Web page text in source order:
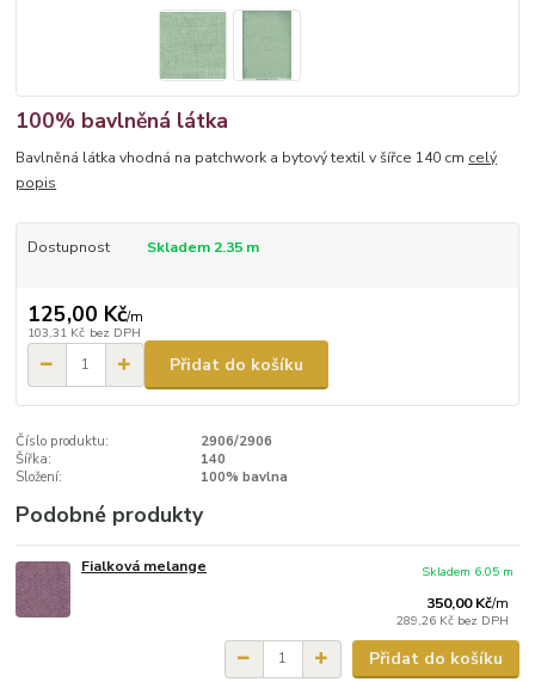
100% bavlněná látka
Bavlněná látka vhodná na patchwork a bytový textil v šířce 140 cm celý
popis
Dostupnost Skladem 2.35 m
125,00 Kč/m
103,31 Kč bez DPH
Přidat do košíku
Číslo produktu:
2906/2906
Šířka:
140
Složení:
100% bavlna
Podobné produkty
Fialková melange
350,00 Kč/m
289,26 Kč bez DPH
Skladem 6.05 m
Přidat do košíku